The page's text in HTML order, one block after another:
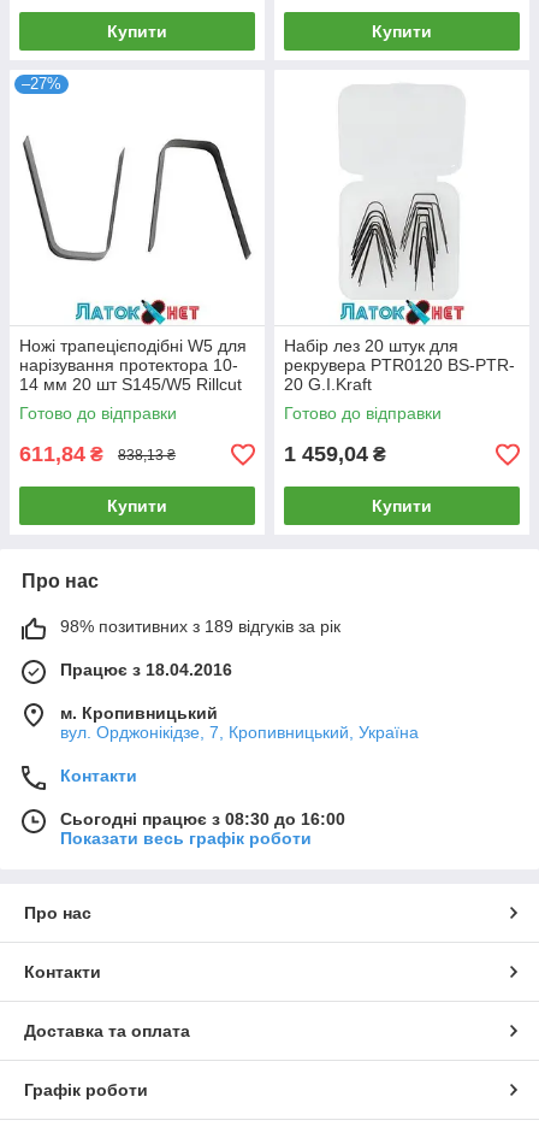
Купити Купити
–27%
Ножі трапецієподібні W5 для
нарізування протектора 10-
14 мм 20 шт S145/W5 Rillcut
Німеччина
Готово до відправки
611,84 ₴ 838,13 ₴
Купити
Набір лез 20 штук для
рекрувера PTR0120 BS-PTR-
20 G.I.Kraft
Готово до відправки
1 459,04 ₴
Купити
Про нас
98% позитивних з 189 відгуків за рік
Працює з 18.04.2016
м. Кропивницький
вул. Орджонікідзе, 7, Кропивницький, Україна
Контакти
Сьогодні працює з 08:30 до 16:00
Показати весь графік роботи
Про нас
Контакти
Доставка та оплата
Графік роботи